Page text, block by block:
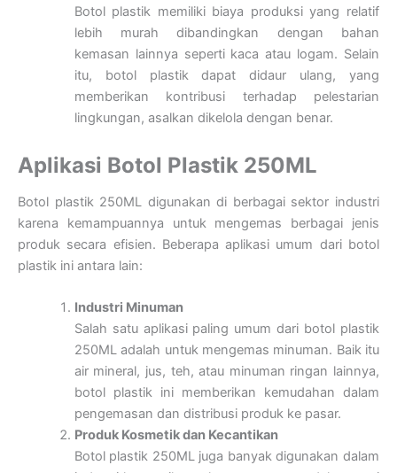
Botol plastik memiliki biaya produksi yang relatif
lebih murah dibandingkan dengan bahan
kemasan lainnya seperti kaca atau logam. Selain
itu, botol plastik dapat didaur ulang, yang
memberikan kontribusi terhadap pelestarian
lingkungan, asalkan dikelola dengan benar.
Aplikasi Botol Plastik 250ML
Botol plastik 250ML digunakan di berbagai sektor industri
karena kemampuannya untuk mengemas berbagai jenis
produk secara efisien. Beberapa aplikasi umum dari botol
plastik ini antara lain:
Industri Minuman
Salah satu aplikasi paling umum dari botol plastik
250ML adalah untuk mengemas minuman. Baik itu
air mineral, jus, teh, atau minuman ringan lainnya,
botol plastik ini memberikan kemudahan dalam
pengemasan dan distribusi produk ke pasar.
Produk Kosmetik dan Kecantikan
Botol plastik 250ML juga banyak digunakan dalam